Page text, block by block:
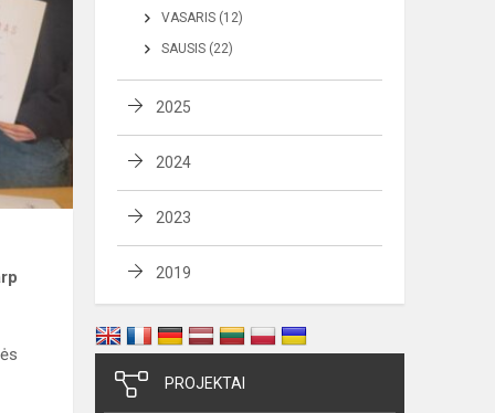
VASARIS (12)
SAUSIS (22)
2025
2024
2023
2019
PROJEKTAI